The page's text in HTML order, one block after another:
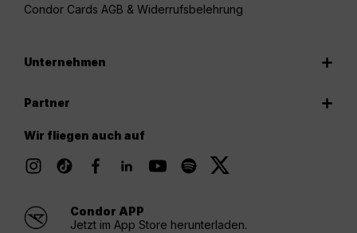
Condor Cards AGB & Widerrufsbelehrung
Unternehmen
Partner
Wir fliegen auch auf
Condor APP
Jetzt im App Store herunterladen.